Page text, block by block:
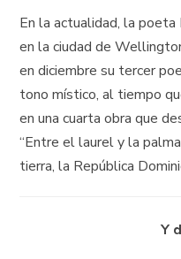
En la actualidad, la poeta
en la ciudad de
en diciembre su tercer
tono místico, al tiempo
en una cuarta obra que
“Entre el laurel y la
tierra, la República
Y